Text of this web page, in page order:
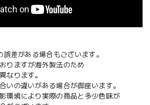
誤差がある場合もございます。
りますが海外製法のため
なります。
いの違いがある場合が御座います。
環境により実際の商品と多少色味が